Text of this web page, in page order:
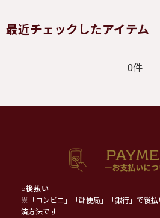
最近チェックしたアイテム
0件
○後払い
※「コンビニ」「郵便局」「銀行」で後
済方法です